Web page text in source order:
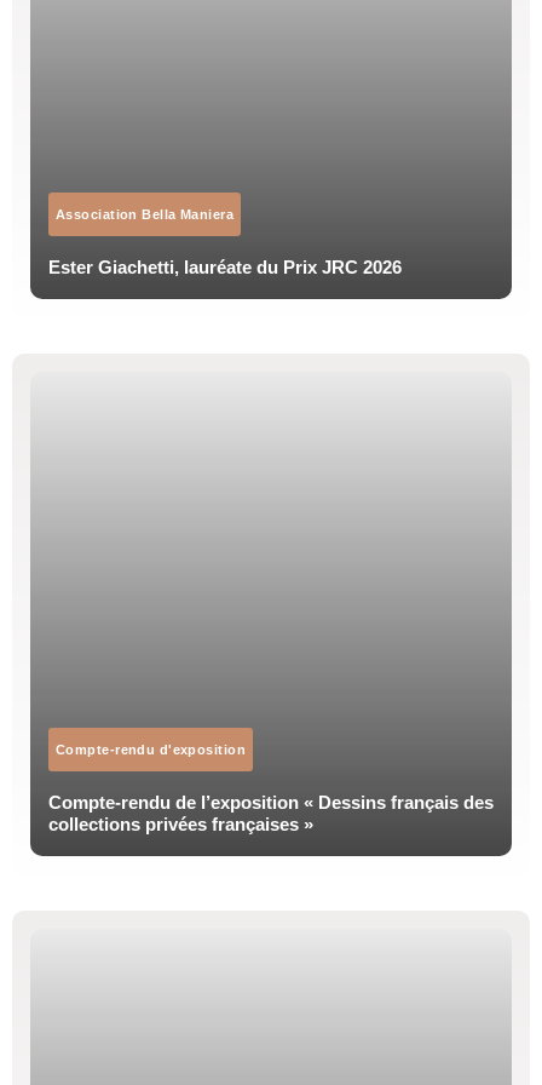
Association Bella Maniera
Ester Giachetti, lauréate du Prix JRC 2026
Compte-rendu d'exposition
Compte-rendu de l’exposition « Dessins français des
collections privées françaises »